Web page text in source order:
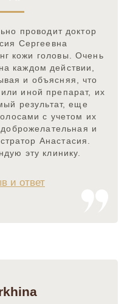
проводит доктор
Сергеевна
кожи головы. Очень
каждом действии,
и объясняя, что
иной препарат, их
результат, еще
с учетом их
и
Анастасия.
эту клинику.
и ответ